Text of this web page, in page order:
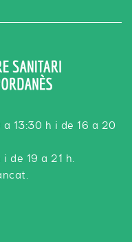
13:30 h i de 16 a 20
de 19 a 21 h.